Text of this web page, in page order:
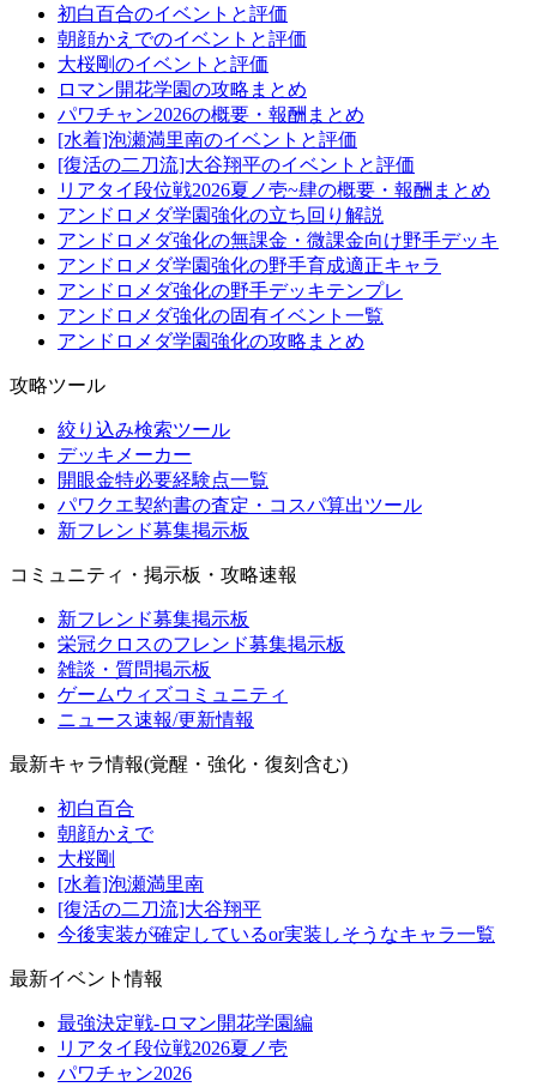
初白百合のイベントと評価
朝顔かえでのイベントと評価
大桜剛のイベントと評価
ロマン開花学園の攻略まとめ
パワチャン2026の概要・報酬まとめ
[水着]泡瀬満里南のイベントと評価
[復活の二刀流]大谷翔平のイベントと評価
リアタイ段位戦2026夏ノ壱~肆の概要・報酬まとめ
アンドロメダ学園強化の立ち回り解説
アンドロメダ強化の無課金・微課金向け野手デッキ
アンドロメダ学園強化の野手育成適正キャラ
アンドロメダ強化の野手デッキテンプレ
アンドロメダ強化の固有イベント一覧
アンドロメダ学園強化の攻略まとめ
攻略ツール
絞り込み検索ツール
デッキメーカー
開眼金特必要経験点一覧
パワクエ契約書の査定・コスパ算出ツール
新フレンド募集掲示板
コミュニティ・掲示板・攻略速報
新フレンド募集掲示板
栄冠クロスのフレンド募集掲示板
雑談・質問掲示板
ゲームウィズコミュニティ
ニュース速報/更新情報
最新キャラ情報(覚醒・強化・復刻含む)
初白百合
朝顔かえで
大桜剛
[水着]泡瀬満里南
[復活の二刀流]大谷翔平
今後実装が確定しているor実装しそうなキャラ一覧
最新イベント情報
最強決定戦-ロマン開花学園編
リアタイ段位戦2026夏ノ壱
パワチャン2026